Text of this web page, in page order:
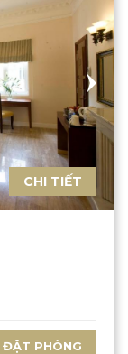
CHI TIẾT
ĐẶT PHÒNG